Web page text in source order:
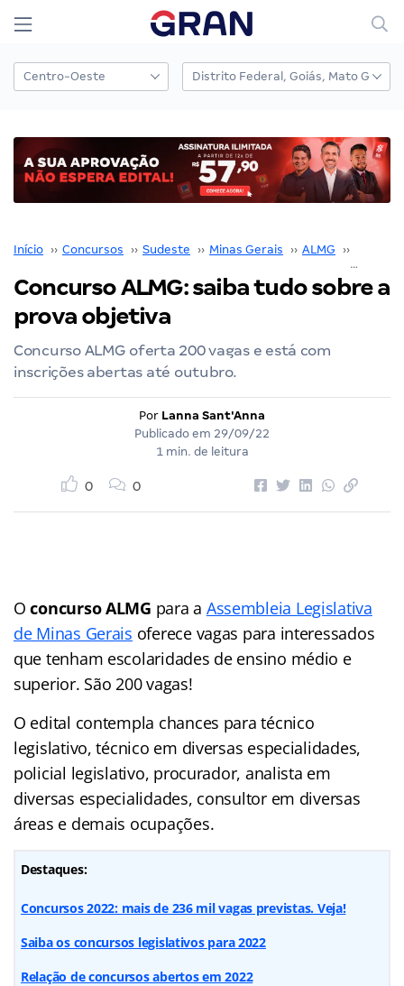
Início ›› Concursos ›› Sudeste ›› Minas Gerais ›› ALMG ››
Concurso ALMG: saiba tudo sobre a
prova objetiva
Concurso ALMG oferta 200 vagas e está com
inscrições abertas até outubro.
Por Lanna Sant'Anna
Publicado em 29/09/22
1 min. de leitura
0 0
Oconcurso ALMG para a Assembleia Legislativa
de Minas Gerais oferece vagas para interessados
que tenham escolaridades de ensino médio e
superior. São 200 vagas!
O edital contempla chances para técnico
legislativo, técnico em diversas especialidades,
policial legislativo, procurador, analista em
diversas especialidades, consultor em diversas
áreas e demais ocupações.
Destaques:
Concursos 2022: mais de 236 mil vagas previstas. Veja!
Saiba os concursos legislativos para 2022
Relação de concursos abertos em 2022